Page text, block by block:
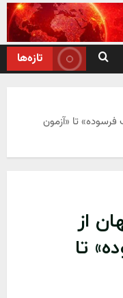
تازه‌ها
تا «آزمون
از
تا